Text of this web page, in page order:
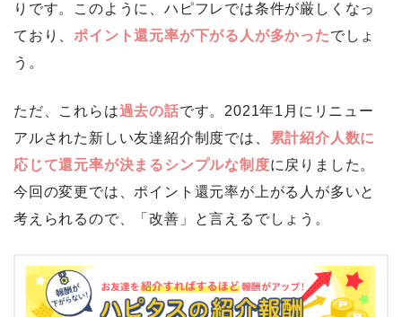
りです。このように、ハピフレでは条件が厳しくなっ
ており、 ポイント還元率が下がる人が多かったでしょ
う。
ただ、これらは過去の話です。2021年1月にリニュー
アルされた新しい友達紹介制度では、
累計紹介人数に
応じて還元率が決まるシンプルな制度に戻りました。
今回の変更では、ポイント還元率が上がる人が多いと
考えられるので、「改善」と言えるでしょう。